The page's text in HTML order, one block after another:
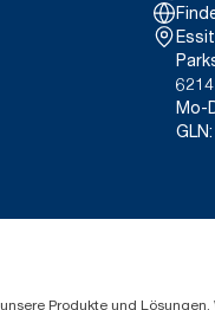
Mo-
Produkte und Lösungen.